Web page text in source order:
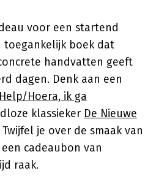
voor een startend
toegankelijk boek dat
handvatten geeft
dagen. Denk aan een
Help/Hoera, ik ga
klassieker De Nieuwe
Twijfel je over de smaak van
cadeaubon van
raak.